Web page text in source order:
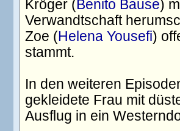
Kröger (Benito Bause)
Verwandtschaft
Zoe (Helena Yousefi)
stammt.
In den weiteren
gekleidete Frau mit
Ausflug in ein